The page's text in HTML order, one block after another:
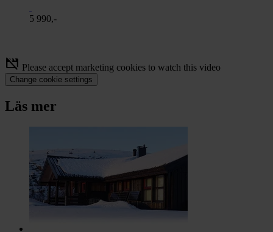
5 990,-
movie_off Please accept marketing cookies to watch this video
Change cookie settings
Läs mer